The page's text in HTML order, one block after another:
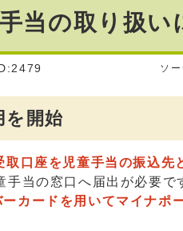
当の取り扱い
ID:2479 ソ
を開始
口座を児童手当の振込先
当の窓口へ届出が必要で
カードを用いてマイナポ